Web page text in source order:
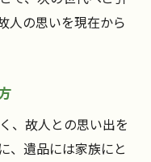
人の思いを現在から
、故人との思い出を
、遺品には家族にと